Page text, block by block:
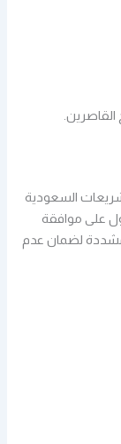
القاصرين.
السعودية
على موافقة
مشددة لضمان عدم